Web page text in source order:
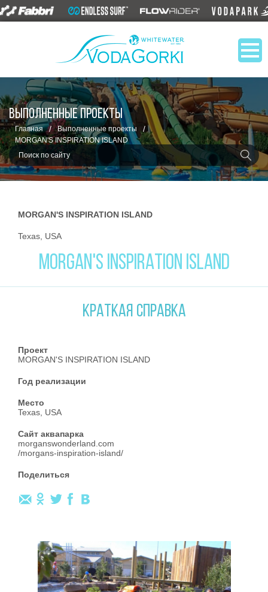
ВЫПОЛНЕННЫЕ ПРОЕКТЫ
Главная / Выполненные проекты /
MORGAN'S INSPIRATION ISLAND
MORGAN'S INSPIRATION ISLAND
Texas, USA
MORGAN'S INSPIRATION ISLAND
КРАТКАЯ СПРАВКА
Проект
MORGAN'S INSPIRATION ISLAND
Год реализации
Место
Texas, USA
Сайт аквапарка
morganswonderland.com
/morgans-inspiration-island/
Поделиться